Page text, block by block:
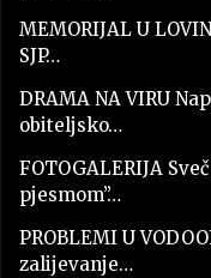
MEMORIJAL U
SJP…
DRAMA NA VIRU
obiteljsko…
FOTOGALERIJA
pjesmom”…
PROBLEMI U
zalijevanje…